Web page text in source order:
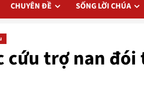
CHUYÊN ĐỀ SỐNG LỜI CHÚA
cứu trợ nan